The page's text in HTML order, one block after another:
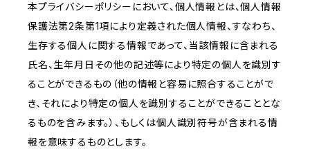
本プライバシーポリシーにおいて、個人情報とは、個人情報
保護法第2条第1項により定義された個人情報、すなわち、
生存する個人に関する情報であって、当該情報に含まれる
氏名、生年月日その他の記述等により特定の個人を識別す
ることができるもの（他の情報と容易に照合することがで
き、それにより特定の個人を識別することができることとな
るものを含みます。）、もしくは個人識別符号が含まれる情
報を意味するものとします。